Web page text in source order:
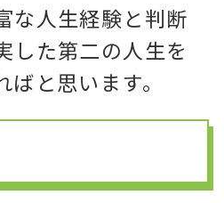
な人生経験と判断
した第二の人生を
と思います。